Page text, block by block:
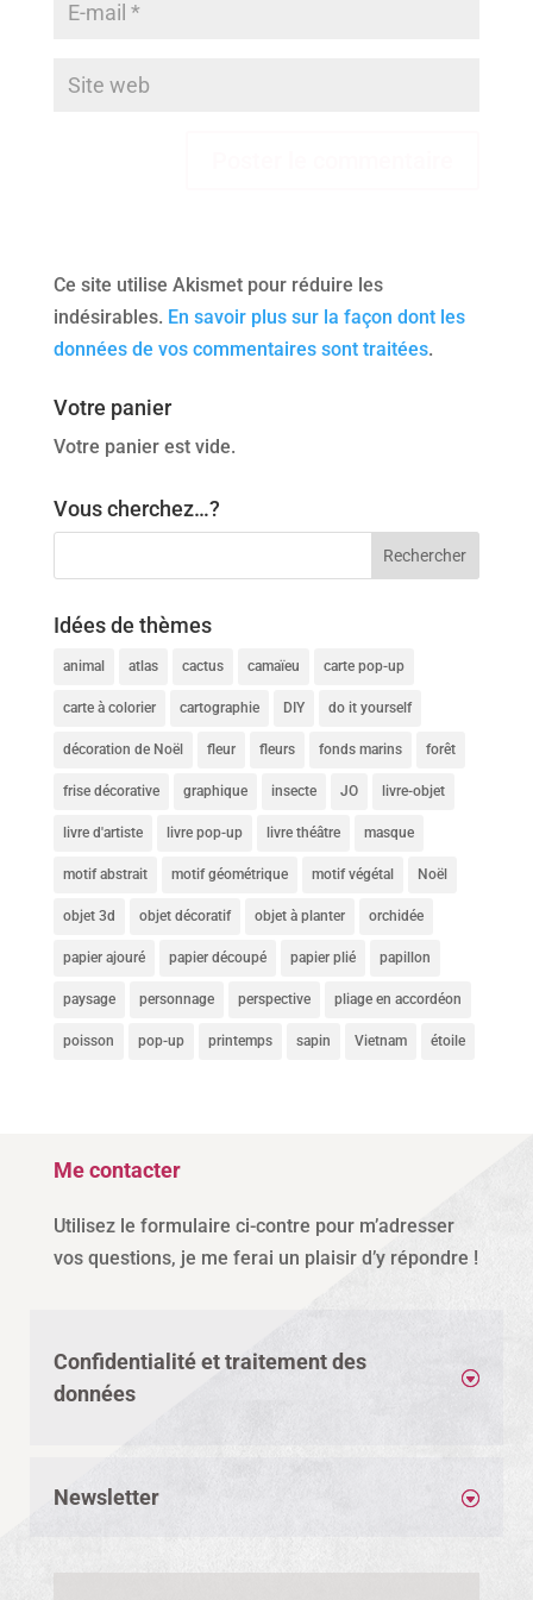
Ce site utilise Akismet pour réduire les
indésirables. En savoir plus sur la façon dont les
données de vos commentaires sont traitées.
Votre panier
Votre panier est vide.
Vous cherchez…?
Idées de thèmes
animal atlas cactus camaïeu carte pop-up
carte à colorier cartographie DIY do it yourself
décoration de Noël fleur fleurs fonds marins forêt
frise décorative graphique insecte JO livre-objet
livre d'artiste livre pop-up livre théâtre masque
motif abstrait motif géométrique motif végétal Noël
objet 3d objet décoratif objet à planter orchidée
papier ajouré papier découpé papier plié papillon
paysage personnage perspective pliage en accordéon
poisson pop-up printemps sapin Vietnam étoile
Me contacter
Utilisez le formulaire ci-contre pour m’adresser
vos questions, je me ferai un plaisir d’y répondre !
Confidentialité et traitement des
données
Newsletter